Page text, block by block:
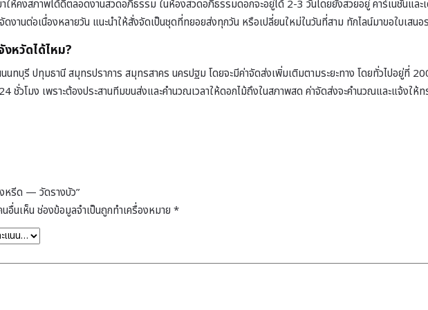
ให้คงสภาพได้ดีตลอดงานสวดอภิธรรม ในห้องสวดอภิธรรมดอกจะอยู่ได้ 2-3 วันโดยยังสวยอยู่ คาร์เนชั่นแล
งานต่อเนื่องหลายวัน แนะนำให้สั่งจัดเป็นชุดที่ทยอยส่งทุกวัน หรือเปลี่ยนใหม่ในวันที่สาม ทักไลน์มาขอใบเสนอ
หวัดได้ไหม?
นทบุรี ปทุมธานี สมุทรปราการ สมุทรสาคร นครปฐม โดยจะมีค่าจัดส่งเพิ่มเติมตามระยะทาง โดยทั่วไปอยู่ที่
ชั่วโมง เพราะต้องประสานทีมขนส่งและคำนวณเวลาให้ดอกไม้ถึงในสภาพสด ค่าจัดส่งจะคำนวณและแจ้งใ
หรีด — วัดรางบัว”
อื่นเห็น ช่องข้อมูลจำเป็นถูกทำเครื่องหมาย *